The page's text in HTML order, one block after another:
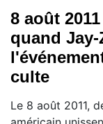
8 août
quand
culte
Le 8 août 2011,